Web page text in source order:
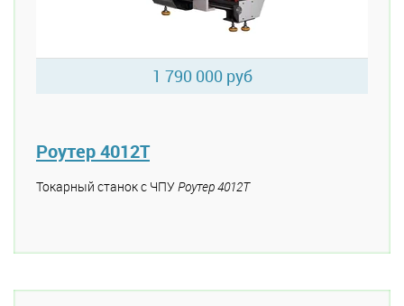
1 790 000 руб
Роутер 4012Т
Токарный станок с ЧПУРоутер 4012Т